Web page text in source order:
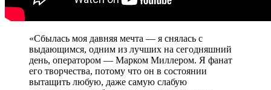
«Сбылась моя давняя мечта — я снялась с
выдающимся, одним из лучших на сегодняшний
день, оператором — Марком Миллером. Я фанат
его творчества, потому что он в состоянии
вытащить любую, даже самую слабую